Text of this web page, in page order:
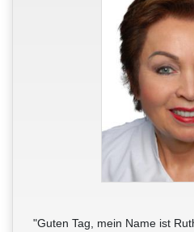
"Guten Tag, mein Name ist